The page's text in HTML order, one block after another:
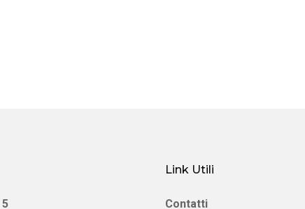
Link Utili
Contatti